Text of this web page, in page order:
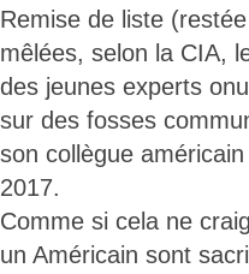
Remise de liste
mêlées, selon la CIA,
des jeunes experts
sur des fosses
son collègue
2017.
Comme si cela ne
un Américain sont